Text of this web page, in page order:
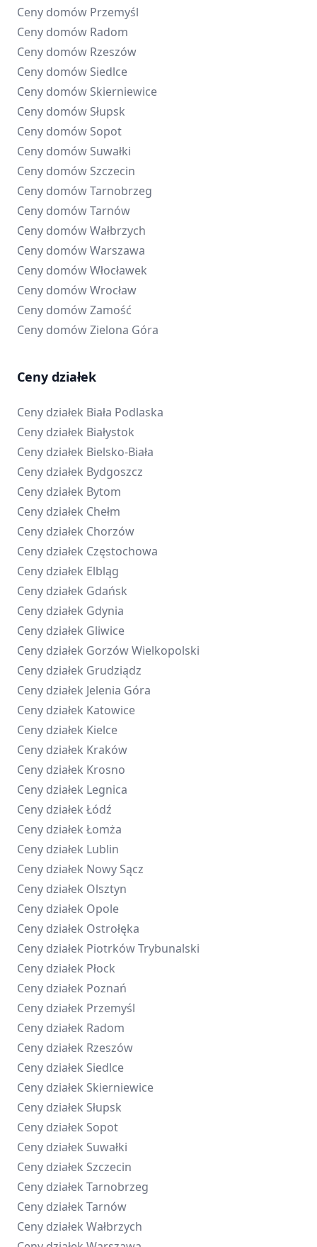
Ceny domów Przemyśl
Ceny domów Radom
Ceny domów Rzeszów
Ceny domów Siedlce
Ceny domów Skierniewice
Ceny domów Słupsk
Ceny domów Sopot
Ceny domów Suwałki
Ceny domów Szczecin
Ceny domówTarnobrzeg
Ceny domówTarnów
Ceny domówWałbrzych
Ceny domówWarszawa
Ceny domówWłocławek
Ceny domówWrocław
Ceny domówZamość
Ceny domówZielona Góra
Ceny działek
Ceny działek Biała Podlaska
Ceny działek Białystok
Ceny działek Bielsko-Biała
Ceny działek Bydgoszcz
Ceny działek Bytom
Ceny działek Chełm
Ceny działek Chorzów
Ceny działek Częstochowa
Ceny działek Elbląg
Ceny działek Gdańsk
Ceny działek Gdynia
Ceny działek Gliwice
Ceny działek Gorzów Wielkopolski
Ceny działek Grudziądz
Ceny działek Jelenia Góra
Ceny działek Katowice
Ceny działek Kielce
Ceny działek Kraków
Ceny działek Krosno
Ceny działek Legnica
Ceny działek Łódź
Ceny działek Łomża
Ceny działek Lublin
Ceny działek Nowy Sącz
Ceny działek Olsztyn
Ceny działek Opole
Ceny działek Ostrołęka
Ceny działek Piotrków Trybunalski
Ceny działek Płock
Ceny działek Poznań
Ceny działek Przemyśl
Ceny działek Radom
Ceny działek Rzeszów
Ceny działek Siedlce
Ceny działek Skierniewice
Ceny działek Słupsk
Ceny działek Sopot
Ceny działek Suwałki
Ceny działek Szczecin
Ceny działek Tarnobrzeg
Ceny działek Tarnów
Ceny działek Wałbrzych